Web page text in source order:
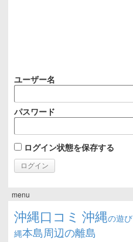
ユーザー名
パスワード
ログイン状態を保存する
menu
沖縄口コミ 沖縄の遊び
縄本島周辺の離島